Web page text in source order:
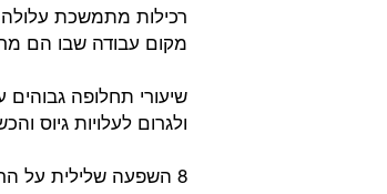
רכילות מתמשכת עלולה
מקום עבודה שבו הם
שיעורי תחלופה
ולגרום לעלויות גיוס
8 השפעה שלילית על הרווחה הנפשית: